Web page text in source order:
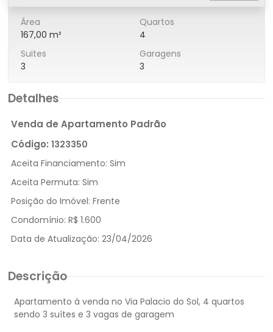
Área
167,00 m²
Quartos
4
Suites
3
Garagens
3
Detalhes
Venda de Apartamento Padrão
Código: 1323350
Aceita Financiamento: Sim
Aceita Permuta: Sim
Posição do Imóvel: Frente
Condomínio: R$ 1.600
Data de Atualização: 23/04/2026
Descrição
Apartamento à venda no Via Palacio do Sol, 4 quartos
sendo 3 suítes e 3 vagas de garagem